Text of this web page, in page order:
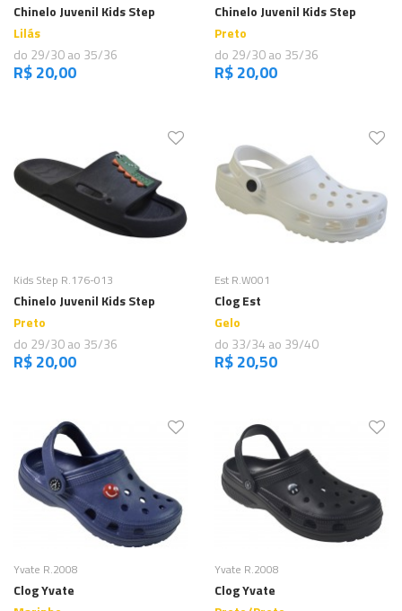
Chinelo Juvenil Kids Step
Lilás
do 29/30 ao 35/36
R$ 20,00
Chinelo Juvenil Kids Step
Preto
do 29/30 ao 35/36
R$ 20,00
Comprar
Kids Step R.176-013
Chinelo Juvenil Kids Step
Preto
do 29/30 ao 35/36
R$ 20,00
Comprar
Est R.W001
Clog Est
Gelo
do 33/34 ao 39/40
R$ 20,50
Comprar
Yvate R.2008
Clog Yvate
Comprar
Yvate R.2008
Clog Yvate